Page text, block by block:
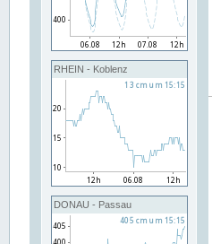
RHEIN - Koblenz
DONAU - Passau